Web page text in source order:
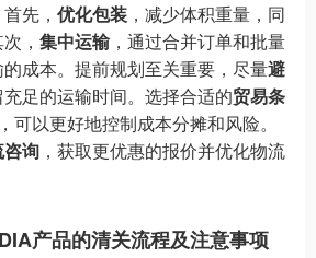
先， 优化包装 ，减少体积重量，同
， 集中运输，通过合并订单和批量
成本。提前规划至关重要，尽量避
足的运输时间。选择合适的贸易条
可以更好地控制成本分摊和风险。
询 ，获取更优惠的报价并优化物流
产品的清关流程及注意事项